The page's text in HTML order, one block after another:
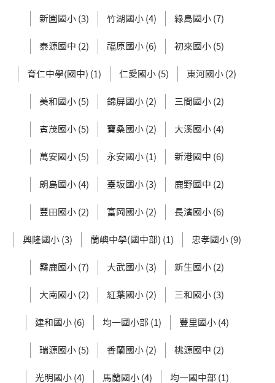
新園國小 (3) 竹湖國小 (4) 綠島國小 (7)
泰源國中 (2) 福原國小 (6) 初來國小 (5)
育仁中學(國中) (1) 仁愛國小 (5) 東河國小 (2)
美和國小 (5) 錦屏國小 (2) 三間國小 (2)
賓茂國小 (5) 寶桑國小 (2) 大溪國小 (4)
萬安國小 (5) 永安國小 (1) 新港國中 (6)
朗島國小 (4) 臺坂國小 (3) 鹿野國中 (2)
豐田國小 (2) 富岡國小 (2) 長濱國小 (6)
興隆國小 (3) 蘭嶼中學(國中部) (1) 忠孝國小 (9)
霧鹿國小 (7) 大武國小 (3) 新生國小 (2)
大南國小 (2) 紅葉國小 (2) 三和國小 (3)
建和國小 (6) 均一國小部 (1) 豐里國小 (4)
瑞源國小 (5) 香蘭國小 (2) 桃源國中 (2)
光明國小 (4) 馬蘭國小 (4) 均一國中部 (1)